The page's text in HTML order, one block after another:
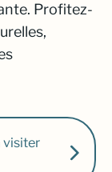
Profitez-
visiter